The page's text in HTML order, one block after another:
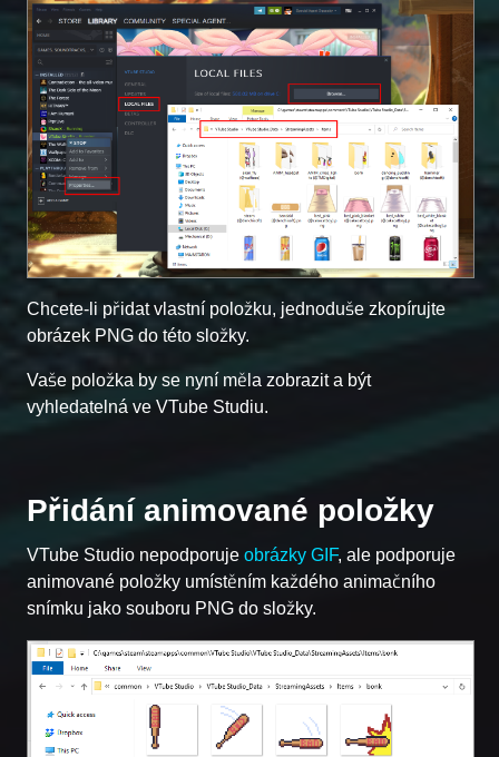
Chcete-li přidat vlastní položku, jednoduše zkopírujte
obrázek PNG do této složky.
Vaše položka by se nyní měla zobrazit a být
vyhledatelná ve VTube Studiu.
Přidání animované položky
VTube Studio nepodporuje obrázky GIF, ale podporuje
animované položky umístěním každého animačního
snímku jako souboru PNG do složky.